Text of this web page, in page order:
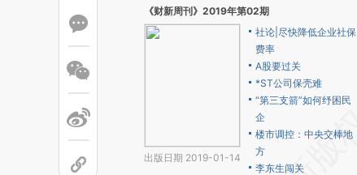
《财新周刊》2019年第02期
出版日期 2019-01-14
社论|尽快降低企业社保
费率
A股要过关
*ST公司保壳难
“第三支箭”如何纾困民
企
楼市调控：中央交棒地
方
李东生闯关